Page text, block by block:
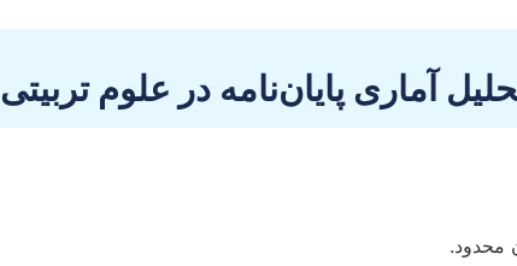
آماری پایان‌نامه در علوم تربیتی
محدود.